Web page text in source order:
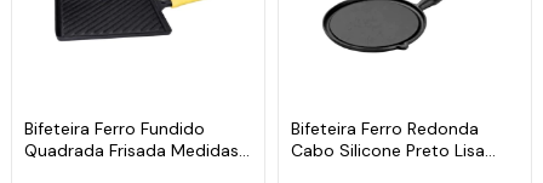
Bifeteira Ferro Fundido
Quadrada Frisada Medidas
Bifeteira Ferro Redonda
Cabo Silicone Preto Lisa